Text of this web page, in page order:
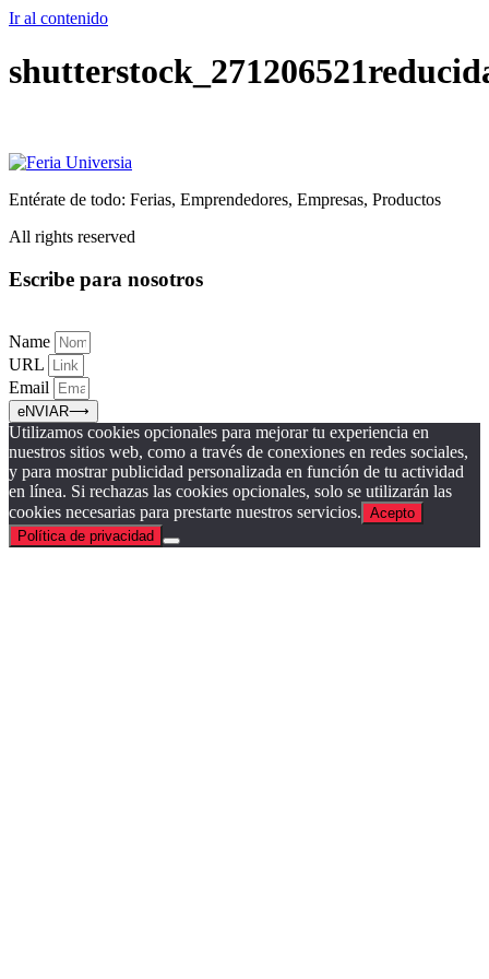
Ir al contenido
Entérate de todo: Ferias, Emprendedores, Empresas, Productos
All rights reserved
Escribe para nosotros
Name
URL
Email
eNVIAR⟶
Utilizamos cookies opcionales para mejorar tu experiencia en
nuestros sitios web, como a través de conexiones en redes sociales,
y para mostrar publicidad personalizada en función de tu actividad
en línea. Si rechazas las cookies opcionales, solo se utilizarán las
cookies necesarias para prestarte nuestros servicios. Acepto
Política de privacidad